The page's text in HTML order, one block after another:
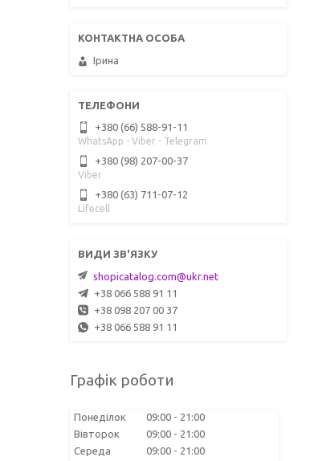
Ірина
+380 (66) 588-91-11
WhatsApp - Viber - Telegram
+380 (98) 207-00-37
Viber
+380 (63) 711-07-12
Lifecell
shopicatalog.com@ukr.net
+38 066 588 91 11
+38 098 207 00 37
+38 066 588 91 11
Графік роботи
Понеділок 09:00
21:00
Вівторок
09:00
21:00
Середа
09:00
21:00